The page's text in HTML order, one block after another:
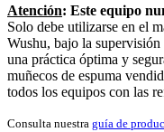
Atención: Este equipo
Solo debe utilizarse en el
Wushu, bajo la
una práctica óptima y
muñecos de espuma
todos los equipos con las
Consulta nuestra guía de